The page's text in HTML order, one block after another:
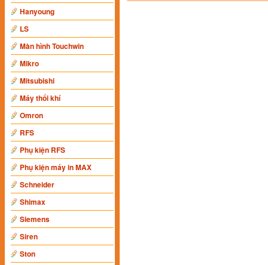
Hanyoung
LS
Màn hình Touchwin
Mikro
Mitsubishi
Máy thổi khí
Omron
RFS
Phụ kiện RFS
Phụ kiện máy in MAX
Schneider
Shimax
Siemens
Siren
Ston